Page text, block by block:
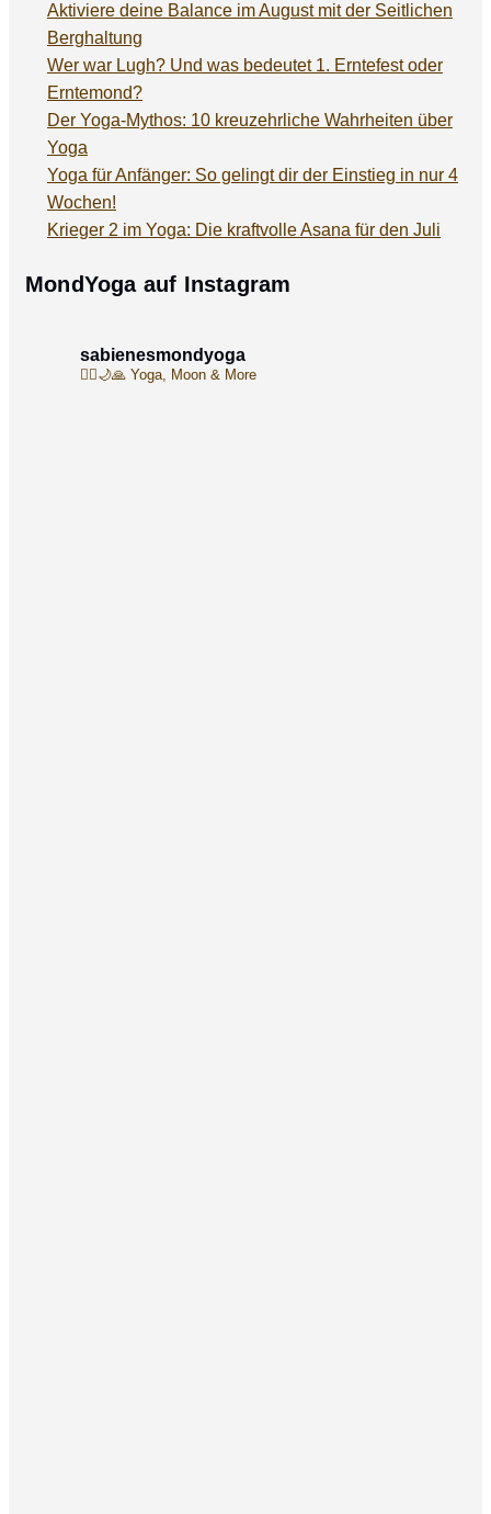
Aktiviere deine Balance im August mit der Seitlichen
Berghaltung
Wer war Lugh? Und was bedeutet 1. Erntefest oder
Erntemond?
Der Yoga-Mythos: 10 kreuzehrliche Wahrheiten über
Yoga
Yoga für Anfänger: So gelingt dir der Einstieg in nur 4
Wochen!
Krieger 2 im Yoga: Die kraftvolle Asana für den Juli
MondYoga auf Instagram
sabienesmondyoga
🧘‍♀️🌙🙏 Yoga, Moon & More